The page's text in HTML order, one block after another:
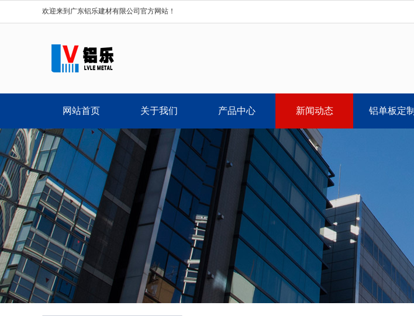
欢迎来到广东铝乐建材有限公司官方网站！
网站首页 关于我们 产品中心 新闻动态 铝单板定制